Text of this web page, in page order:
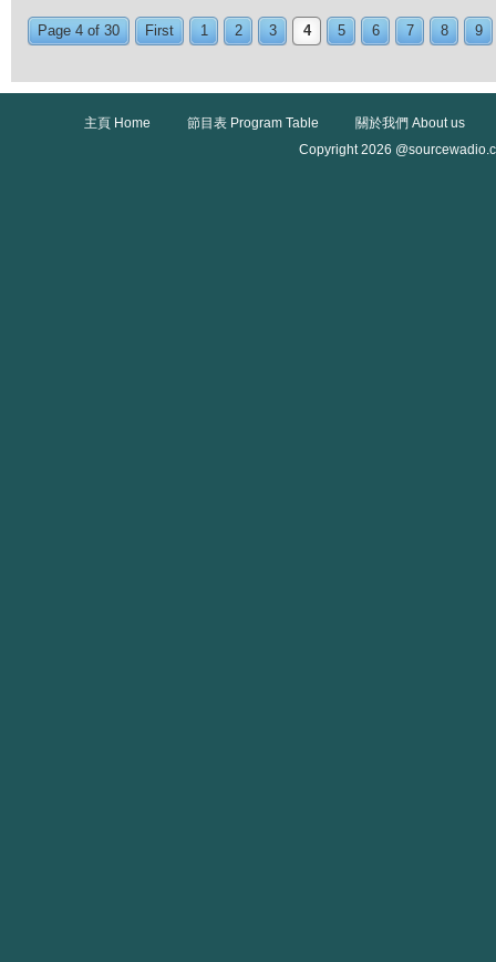
Page 4 of 30 First 1 2 3 4 5 6 7 8 9
主頁 Home 節目表 Program Table
關於我們 About us
Copyright 2026